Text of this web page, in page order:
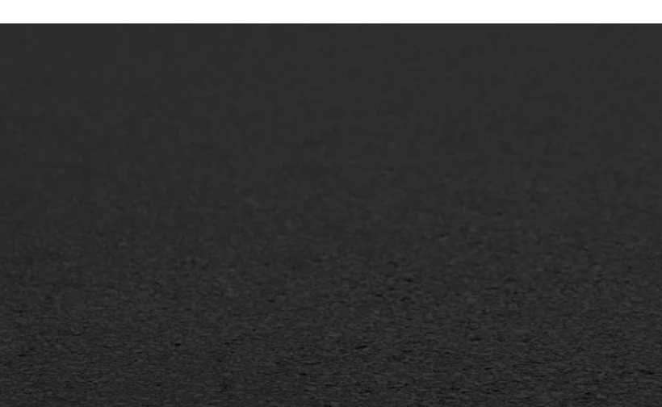
Markering verlagen
WIJ WERKEN VOOR
GWW aannemers
Bitumineuze voegvulling
Gietasfalt reparatie
Verwijderen markering
Vlakslijpen